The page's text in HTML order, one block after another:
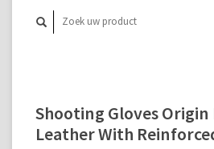
Shooting Gloves Origin
Leather With